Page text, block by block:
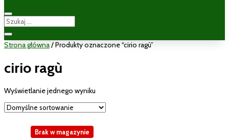
Strona główna/ Produkty oznaczone “cirio ragù”
cirio ragù
Wyświetlanie jednego wyniku
Brak w magazynie